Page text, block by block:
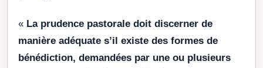
« La prudence pastorale doit discerner de
manière adéquate s’il existe des formes de
bénédiction, demandées par une ou plusieurs